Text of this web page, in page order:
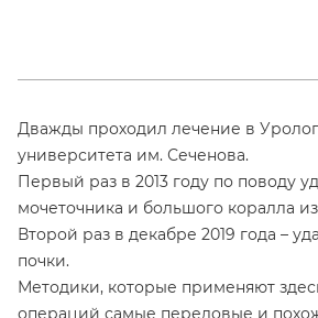
Дважды проходил лечение в
университета им. Сеченова.
Первый раз в 2013 году по поводу
мочеточника и большого коралла
Второй раз в декабре 2019 года –
почки.
Методики, которые применяют
операций самые передовые и